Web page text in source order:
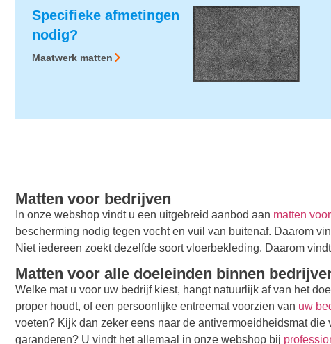
Specifieke afmetingen
nodig?
Maatwerk matten
Matten voor bedrijven
In onze webshop vindt u een uitgebreid aanbod aan matten
bescherming nodig tegen vocht en vuil van buitenaf. Daarom
Niet iedereen zoekt dezelfde soort vloerbekleding. Daarom
Matten voor alle doeleinden binnen
Welke mat u voor uw bedrijf kiest, hangt natuurlijk af van het
proper houdt, of een persoonlijke entreemat voorzien van uw
voeten? Kijk dan zeker eens naar de antivermoeidheidsmat
garanderen? U vindt het allemaal in onze webshop bij